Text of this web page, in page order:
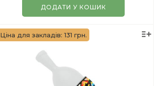
ДОДАТИ У КОШИК
Ціна для закладів: 131 грн.